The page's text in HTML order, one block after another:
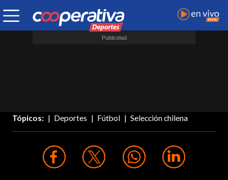
Tópicos: Deportes Fútbol Selección chilena